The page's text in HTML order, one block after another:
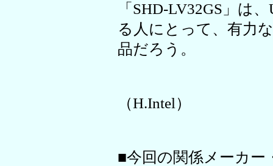
「SHD-LV32GS」は
る人にとって、有力
品だろう。
（H.Intel）
■今回の関係メーカー